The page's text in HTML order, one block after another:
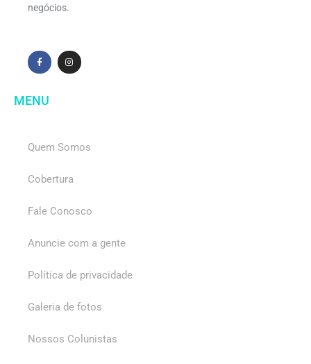
negócios.
MENU
Quem Somos
Cobertura
Fale Conosco
Anuncie com a gente
Política de privacidade
Galeria de fotos
Nossos Colunistas